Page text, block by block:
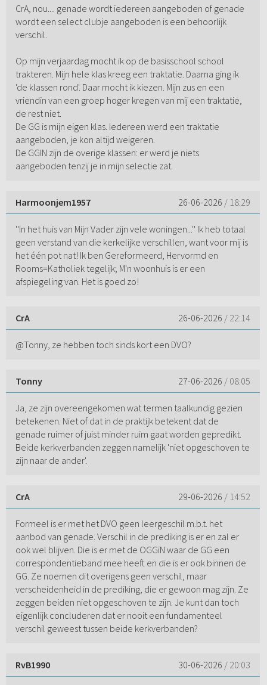
CrA, nou.... genade wordt iedereen aangeboden of genade
wordt een select clubje aangeboden is een behoorlijk
verschil.
Op mijn verjaardag mocht ik op de basisschool school
trakteren. Mijn hele klas kreeg een traktatie. Daarna ging ik
'de klassen rond'. Daar mocht ik kiezen. Mijn zus en een
vriendin van een groep hoger kregen van mij een traktatie,
de rest niet.
De GG is mijn eigen klas. Iedereen werd een traktatie
aangeboden, je kon altijd weigeren.
De GGIN zijn de overige klassen: er werd je niets
aangeboden tenzij je in mijn selectie zat.
Harmoonjem1957 26-06-2026 / 18:29
''In het huis van Mijn Vader zijn vele woningen...'' Ik heb totaal
geen verstand van die kerkelijke verschillen, want voor mij is
het één pot nat! Ik ben Gereformeerd, Hervormd en
Rooms=Katholiek tegelijk; M'n woonhuis is er een
afspiegeling van. Het is goed zo!
CrA 26-06-2026 / 22:14
@Tonny, ze hebben toch sinds kort een DVO?
Tonny 27-06-2026 / 08:05
Ja, ze zijn overeengekomen wat termen taalkundig gezien
betekenen. Niet of dat in de praktijk betekent dat de
genade ruimer of juist minder ruim gaat worden gepredikt.
Beide kerkverbanden zeggen namelijk 'niet opgeschoven te
zijn naar de ander'.
CrA 29-06-2026 / 14:52
Formeel is er met het DVO geen leergeschil m.b.t. het
aanbod van genade. Verschil in de prediking is er en zal er
ook wel blijven. Die is er met de OGGiN waar de GG een
correspondentieband mee heeft en die is er ook binnen de
GG. Ze noemen dit overigens geen verschil, maar
verscheidenheid in de prediking, die er gewoon mag zijn. Ze
zeggen beiden niet opgeschoven te zijn. Je kunt dan toch
eigenlijk concluderen dat er nooit een fundamenteel
verschil geweest tussen beide kerkverbanden?
RvB1990 30-06-2026 / 20:03